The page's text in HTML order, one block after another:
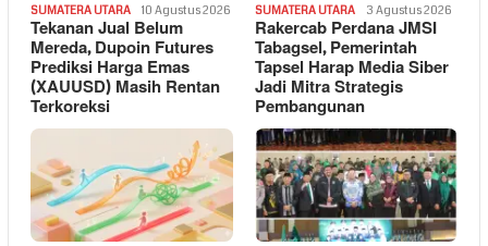
SUMATERA UTARA 10 Agustus 2026
Tekanan Jual Belum
Mereda, Dupoin Futures
Prediksi Harga Emas
(XAUUSD) Masih Rentan
Terkoreksi
SUMATERA UTARA 3 Agustus 2026
Rakercab Perdana JMSI
Tabagsel, Pemerintah
Tapsel Harap Media Siber
Jadi Mitra Strategis
Pembangunan